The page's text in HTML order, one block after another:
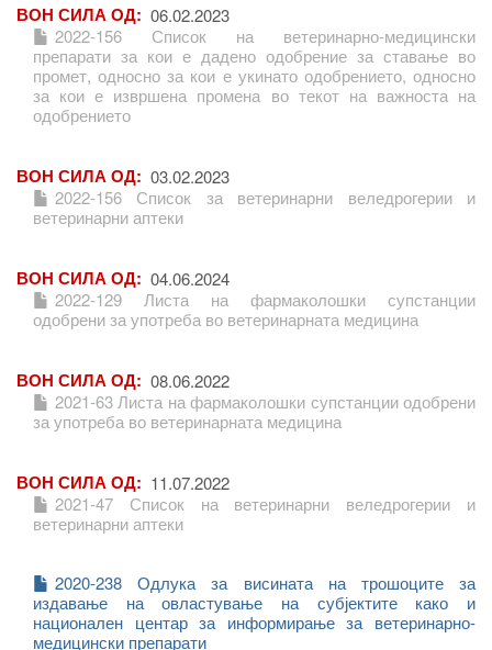
ВОН СИЛА ОД
06.02.2023
2022-156 Список на ветеринарно-медицински
препарати за кои е дадено одобрение за ставање во
промет, односно за кои е укинато одобрението, односно
за кои е извршена промена во текот на важноста на
одобрението
ВОН СИЛА ОД
03.02.2023
2022-156 Список за ветеринарни веледрогерии и
ветеринарни аптеки
ВОН СИЛА ОД
04.06.2024
2022-129 Листа на фармаколошки супстанции
одобрени за употреба во ветеринарната медицина
ВОН СИЛА ОД
08.06.2022
2021-63 Листа на фармаколошки супстанции одобрени
за употреба во ветеринарната медицина
ВОН СИЛА ОД
11.07.2022
2021-47 Список на ветеринарни веледрогерии и
ветеринарни аптеки
2020-238 Одлука за висината на трошоците за
издавање на овластување на субјектите како и
национален центар за информирање за ветеринарно-
медицински препарати